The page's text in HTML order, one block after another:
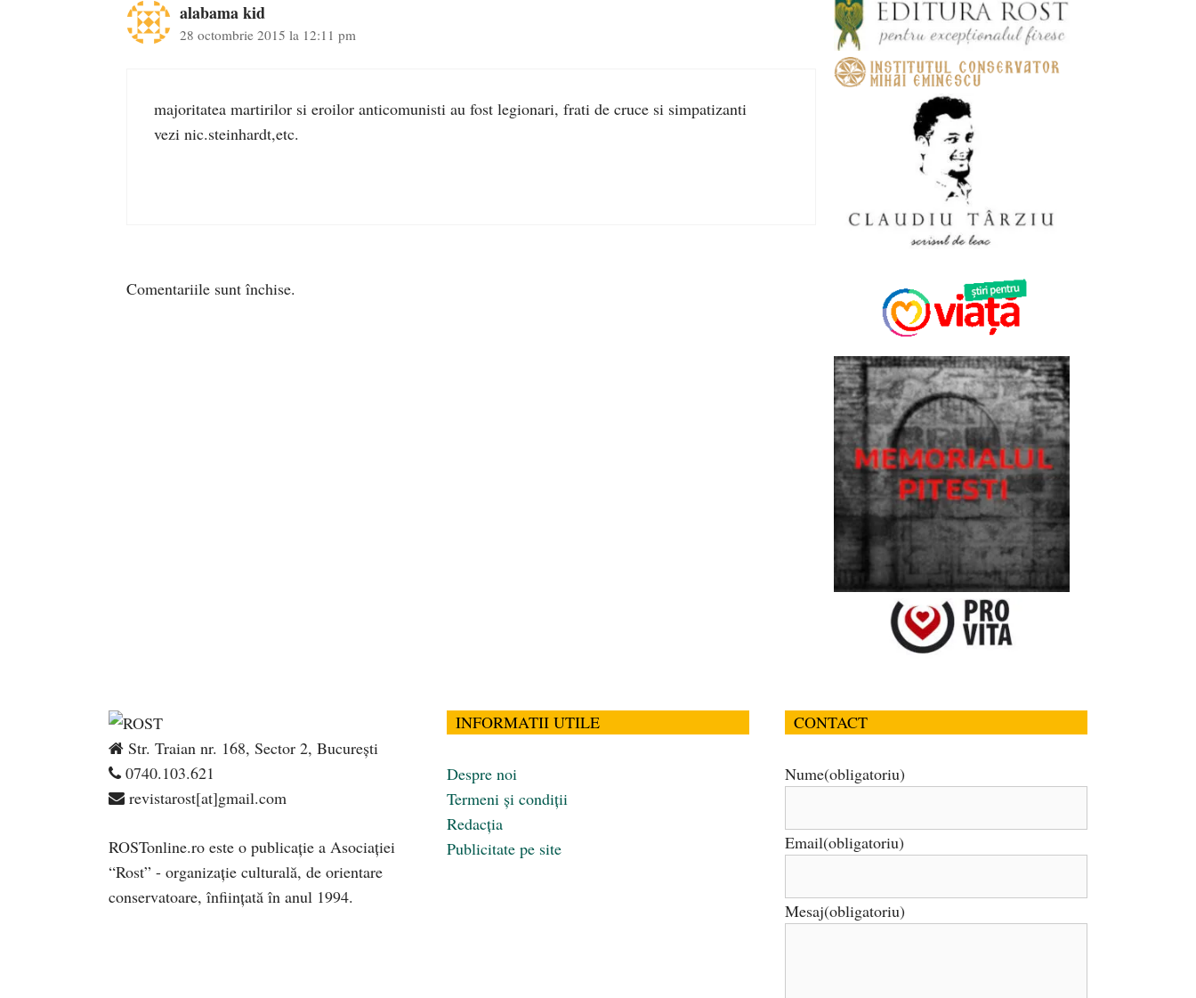
alabama kid
28 octombrie 2015 la 12:11 pm
majoritatea martirilor si eroilor anticomunisti au fost legionari, frati de cruce si simpatizanti
vezi nic.steinhardt,etc.
Comentariile sunt închise.
Str. Traian nr. 168, Sector 2, București
0740.103.621
revistarost[at]gmail.com
ROSTonline.ro este o publicaţie a Asociaţiei
“Rost” - organizaţie culturală, de orientare
conservatoare, înfiinţată în anul 1994.
INFORMATII UTILE
Despre noi
Termeni și condiții
Redacția
Publicitate pe site
CONTACT
Nume(obligatoriu)
Email(obligatoriu)
Mesaj(obligatoriu)